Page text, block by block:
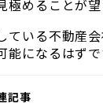
めることが望
ている不動産
になるはずで
記事